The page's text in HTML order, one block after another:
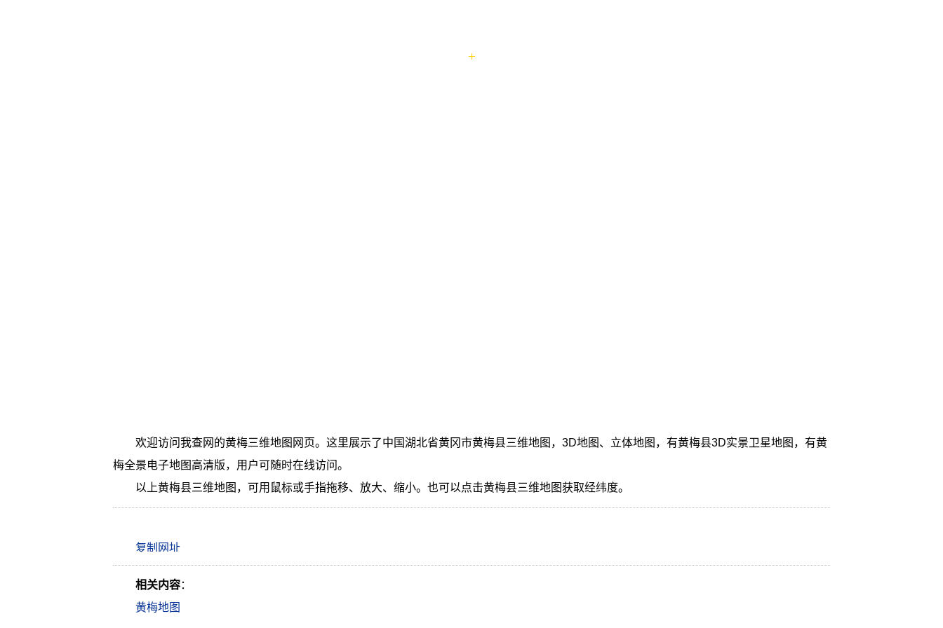
欢迎访问我查网的黄梅三维地图网页。这里展示了中国湖北省黄冈市黄梅县三维地图，3D地图、立体地图，有黄梅县3D实景卫星地图，有黄
梅全景电子地图高清版，用户可随时在线访问。
以上黄梅县三维地图，可用鼠标或手指拖移、放大、缩小。也可以点击黄梅县三维地图获取经纬度。
相关内容：
黄梅地图